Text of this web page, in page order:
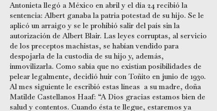
Antonieta llegó a México en abril y el día 24 recibió la
sentencia: Albert ganaba la patria potestad de su hijo. Se le
aplicó un arraigo y se le prohibió salir del país sin la
autorización de Albert Blair. Las leyes corruptas, al servicio
de los preceptos machistas, se habían vendido para
despojarla de la custodia de su hijo y, además,
inmovilizarla. Como sabía que no existían posibilidades de
pelear legalmente, decidió huir con Toñito en junio de 1930.
Al mes siguiente le escribió estas líneas a su madre, doña
Matilde Castellanos Haaf: “A Dios gracias estamos bien de
salud y contentos. Cuando ésta te llegue, estaremos ya